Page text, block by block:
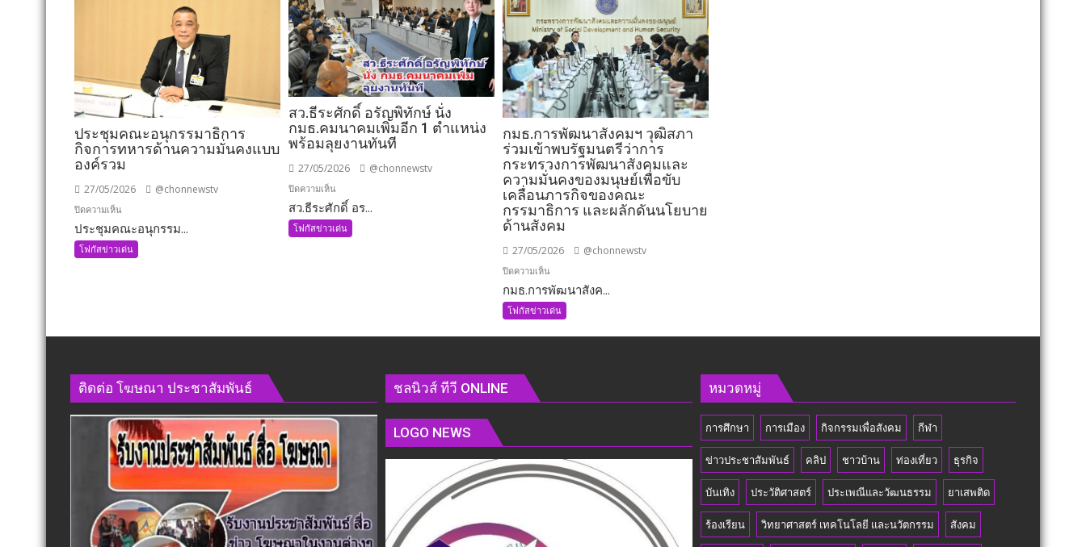
ประชุมคณะอนุกรรมาธิการ
กิจการทหารด้านความมั่นคงแบบ
องค์รวม
27/05/2026 @chonnewstv
ปิดความเห็น
ประชุม
คณะ
อนุ
แบบ
องค์
รวม
ประชุมคณะอนุกรรม...
โฟกัสข่าวเด่น
สว.ธีระศักดิ์ อรัญพิทักษ์ นั่ง
กมธ.คมนาคมเพิ่มอีก 1 ตำแหน่ง
พร้อมลุยงานทันที
27/05/2026 @chonnewstv
ปิดความเห็น
สว.ธีร
ะ
ศักดิ์
พร้อม
ลุย
งาน
ทันที
สว.ธีระศักดิ์ อร...
โฟกัสข่าวเด่น
กมธ.การพัฒนาสังคมฯ วุฒิสภา
ร่วมเข้าพบรัฐมนตรีว่าการ
กระทรวงการพัฒนาสังคมและ
ความมั่นคงของมนุษย์เพื่อขับ
เคลื่อนภารกิจของคณะ
กรรมาธิการ และผลักดันนโยบาย
ด้านสังคม
27/05/2026 @chonnewstv
ปิดความเห็น
กมธ.การ
พัฒนา
สังคมฯ
กระทรวง
การ
พัฒนา
กมธ.การพัฒนาสังค...
โฟกัสข่าวเด่น
ติดต่อ​ โฆษณา​ ประชาสัมพันธ์ ชลนิวส์ ทีวี ONLINE
LOGO NEWS
หมวดหมู่
การศึกษา การเมือง กิจกรรมเพื่อสังคม กีฬา
ข่าวประชาสัมพันธ์ คลิป ชาวบ้าน ท่องเที่ยว ธุรกิจ
บันเทิง ประวัติศาสตร์ ประเพณีและวัฒนธรรม ยาเสพติด
ร้องเรียน วิทยาศาสตร์ เทคโนโลยี และนวัตกรรม สังคม